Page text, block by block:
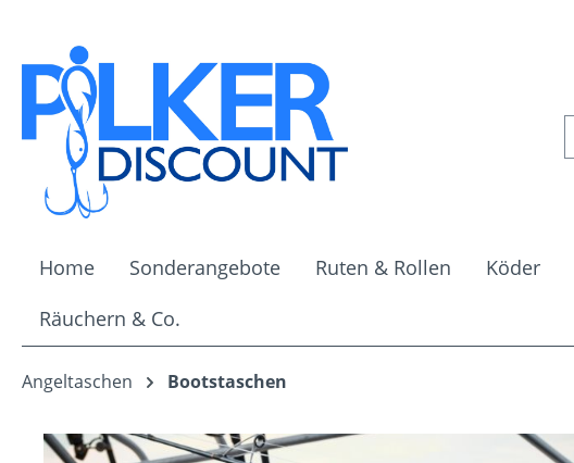
Home Sonderangebote Ruten & Rollen Köder
Räuchern & Co.
Angeltaschen Bootstaschen